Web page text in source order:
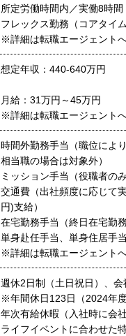
所定労働時間内／実働8時
フレックス勤務（コアタイム
※詳細は転職エージェント
想定年収：440-640万円
月給：31万円～45万円
※詳細は転職エージェント
時間外勤務手当（職位によ
相当職の場合は対象外）
ミッション手当（役職者のみ
交通費（出社頻度に応じて
円)支給）
在宅勤務手当（終日在宅勤
単身赴任手当、単身住居手
※詳細は転職エージェント
週休2日制（土日祝日）、会
※年間休日123日（2024年度
年次有給休暇（入社時に会
ライフイベントに合わせた